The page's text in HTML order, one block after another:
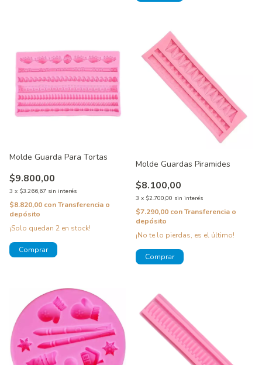
Molde Guarda Para Tortas
$9.800,00
3 x $3.266,67 sin interés
$8.820,00 conTransferencia o
depósito
¡Solo quedan 2 en stock!
Molde Guardas Piramides
$8.100,00
3 x $2.700,00 sin interés
$7.290,00 conTransferencia o
depósito
¡No te lo pierdas, es el último!